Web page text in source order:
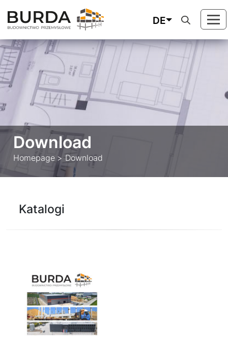
DE
Download
Homepage Download
Katalogi